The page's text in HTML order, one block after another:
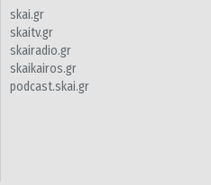
skai.gr
skaitv.gr
skairadio.gr
skaikairos.gr
podcast.skai.gr